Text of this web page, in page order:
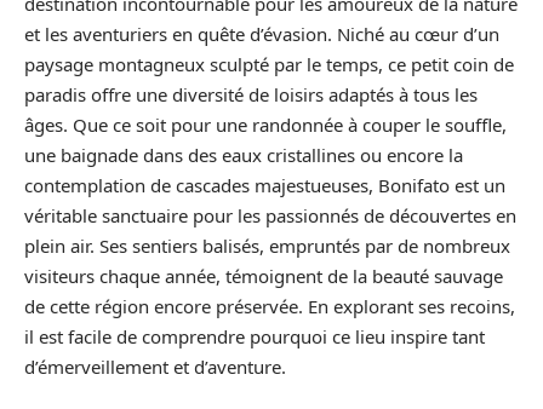
et les aventuriers en quête d’évasion. Niché au cœur d’un
paysage montagneux sculpté par le temps, ce petit coin de
paradis offre une diversité de loisirs adaptés à tous les
âges. Que ce soit pour une randonnée à couper le souffle,
une baignade dans des eaux cristallines ou encore la
contemplation de cascades majestueuses, Bonifato est un
véritable sanctuaire pour les passionnés de découvertes en
plein air. Ses sentiers balisés, empruntés par de nombreux
visiteurs chaque année, témoignent de la beauté sauvage
de cette région encore préservée. En explorant ses recoins,
il est facile de comprendre pourquoi ce lieu inspire tant
d’émerveillement et d’aventure.